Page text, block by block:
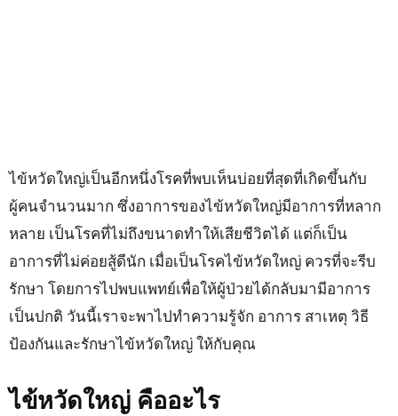
ไข้หวัดใหญ่เป็นอีกหนึ่งโรคที่พบเห็นบ่อยที่สุดที่เกิดขึ้นกับ
ผู้คนจำนวนมาก ซึ่งอาการของไข้หวัดใหญ่มีอาการที่หลาก
หลาย เป็นโรคที่ไม่ถึงขนาดทำให้เสียชีวิตได้ แต่ก็เป็น
อาการที่ไม่ค่อยสู้ดีนัก เมื่อเป็นโรคไข้หวัดใหญ่ ควรที่จะรีบ
รักษา โดยการไปพบแพทย์เพื่อให้ผู้ป่วยได้กลับมามีอาการ
เป็นปกติ วันนี้เราจะพาไปทำความรู้จัก อาการ สาเหตุ วิธี
ป้องกันและรักษาไข้หวัดใหญ่ ให้กับคุณ
ไข้หวัดใหญ่ คืออะไร